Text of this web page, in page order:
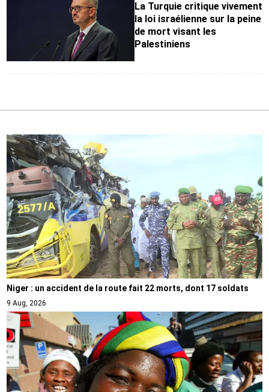
La Turquie critique vivement
la loi israélienne sur la peine
de mort visant les
Palestiniens
Niger : un accident de la route fait 22 morts, dont 17 soldats
9 Aug, 2026